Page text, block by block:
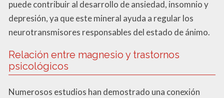
puede contribuir al desarrollo de ansiedad, insomnio y
depresión, ya que este mineral ayuda a regular los
neurotransmisores responsables del estado de ánimo.
Relación entre magnesio y trastornos
psicológicos
Numerosos estudios han demostrado una conexión